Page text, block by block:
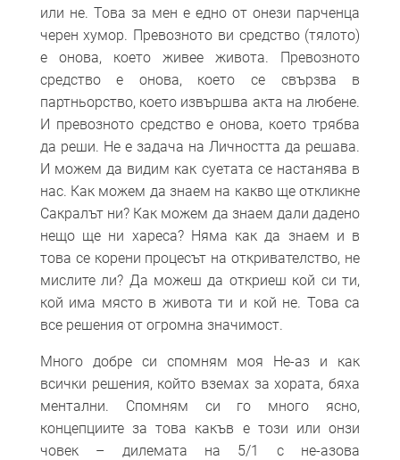
или не. Това за мен е едно от онези парченца
черен хумор. Превозното ви средство (тялото)
е онова, което живее живота. Превозното
средство е онова, което се свързва в
партньорство, което извършва акта на любене.
И превозното средство е онова, което трябва
да реши. Не е задача на Личността да решава.
И можем да видим как суетата се настанява в
нас. Как можем да знаем на какво ще откликне
Сакралът ни? Как можем да знаем дали дадено
нещо ще ни хареса? Няма как да знаем и в
това се корени процесът на откривателство, не
мислите ли? Да можеш да откриеш кой си ти,
кой има място в живота ти и кой не. Това са
все решения от огромна значимост.
Много добре си спомням моя Не-аз и как
всички решения, който вземах за хората, бяха
ментални. Спомням си го много ясно,
концепциите за това какъв е този или онзи
човек – дилемата на 5/1 с не-азова